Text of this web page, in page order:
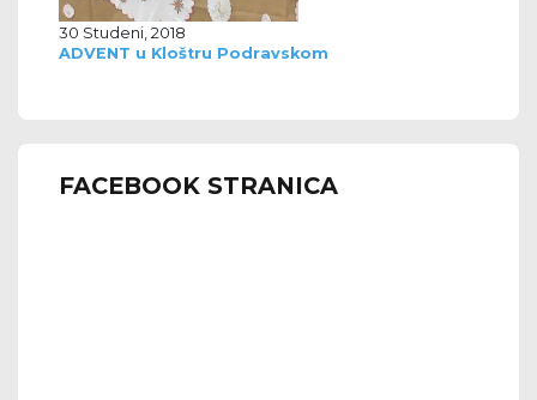
30 Studeni, 2018
ADVENT u Kloštru Podravskom
FACEBOOK STRANICA